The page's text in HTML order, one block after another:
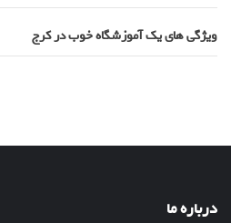
ویژگی های یک آموزشگاه خوب در کرج
درباره ما